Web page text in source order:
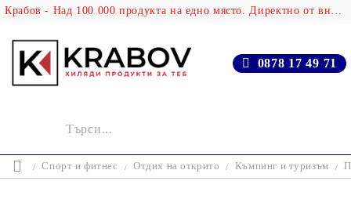
Крабов - Над 100 000 продукта на едно място. Директно от вносителя!
0878 17 49 71
Спорт и фитнес Отдих на открито Къмпинг и туризъм